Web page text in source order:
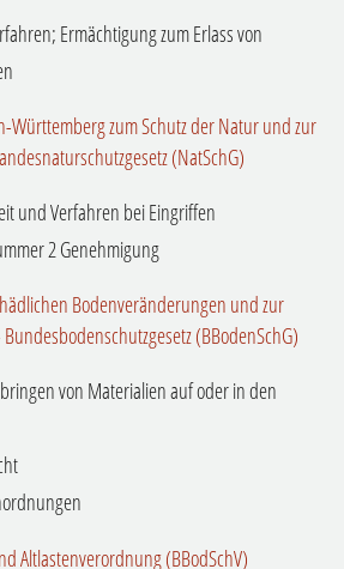
Ermächtigung zum Erlass von
Württemberg zum Schutz der Natur und zur
(NatSchG)
und Verfahren bei Eingriffen
2 Genehmigung
Bodenveränderungen und zur
(BBodenSchG)
von Materialien auf oder in den
Altlastenverordnung (BBodSchV)